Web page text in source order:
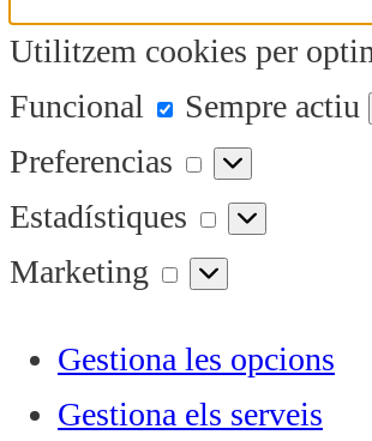
Utilitzem cookies per
Funcional
Funcional
Sempre actiu
Preferencias
Preferencias
Estadístiques
Marketing
Marketing
Gestiona les opcions
Gestiona els serveis